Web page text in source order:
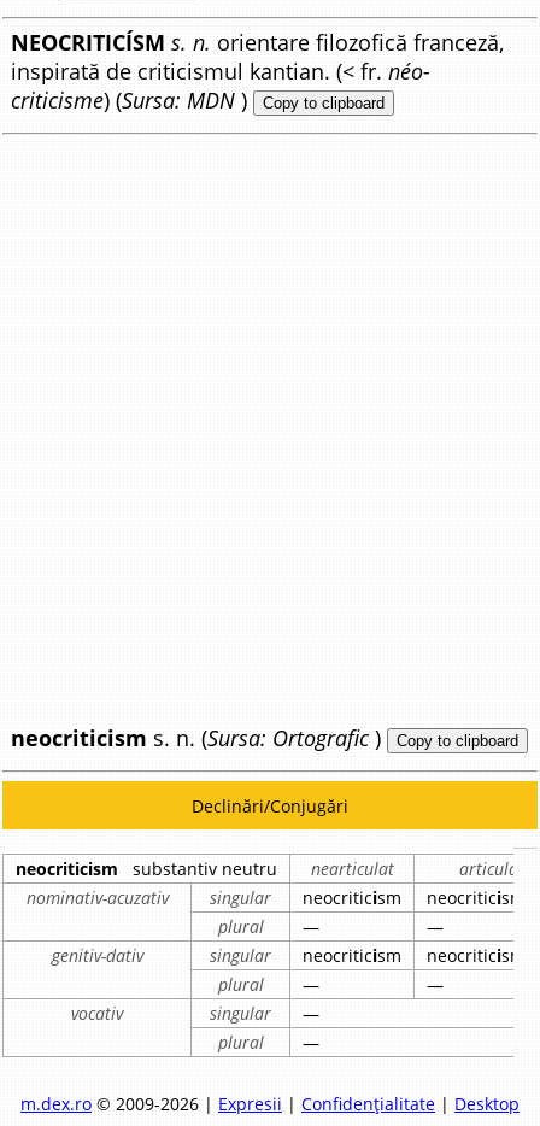
NEOCRITICÍSM s. n. orientare filozofică franceză,
inspirată de criticismul kantian. (< fr.néo-
criticisme) (Sursa: MDN ) Copy to clipboard
neocriticism s. n. (Sursa: Ortografic) Copy to clipboard
Declinări/Conjugări
neocriticism substantiv neutru nearticulat
articulat
nominativ-acuzativ
singular neocriticism neocritici
plural
—
—
genitiv-dativ
singular neocriticism neocritici
plural
—
—
vocativ
singular
—
plural
—
m.dex.ro© 2009-2026 | Expresii | Confidențialitate| Desktop